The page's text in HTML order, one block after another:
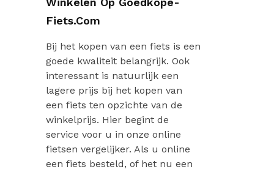
Fiets.com
Bij het kopen van een fiets is een
goede kwaliteit belangrijk. Ook
interessant is natuurlijk een
lagere prijs bij het kopen van
een fiets ten opzichte van de
winkelprijs. Hier begint de
service voor u in onze online
fietsen vergelijker. Als u online
een fiets besteld, of het nu een